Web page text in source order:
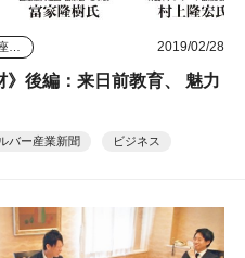
インタビュー・座談会 2019/02/28
》後編：来日前教育、 魅力
バー産業新聞 ビジネス